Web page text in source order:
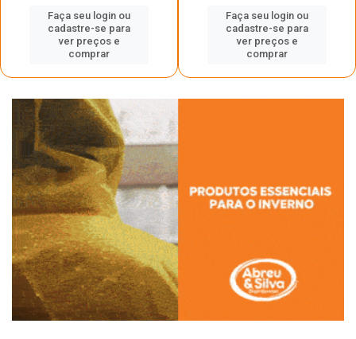
Faça seu login ou
cadastre-se para
ver preços e
comprar
Faça seu login ou
cadastre-se para
ver preços e
comprar